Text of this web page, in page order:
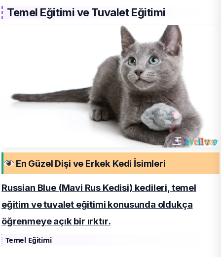
Temel Eğitimi ve Tuvalet Eğitimi
En Güzel Dişi ve Erkek Kedi İsimleri
Russian Blue (Mavi Rus Kedisi) kedileri, temel
eğitim ve tuvalet eğitimi konusunda oldukça
öğrenmeye açık bir ırktır.
Temel Eğitimi